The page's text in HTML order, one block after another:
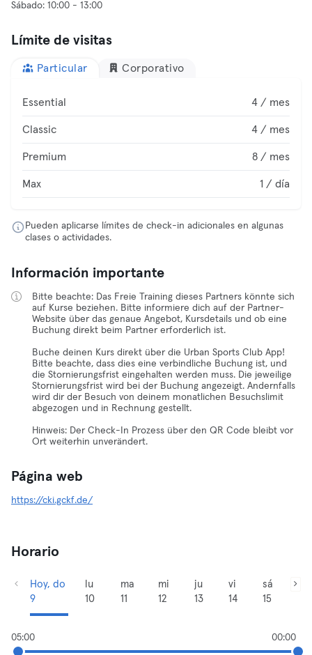
Límite de visitas
Particular Corporativo
Essential 4 / mes
Classic 4 / mes
Premium 8 / mes
Max 1 / día
Pueden aplicarse límites de check-in adicionales en algunas
clases o actividades.
Información importante
Bitte beachte: Das Freie Training dieses Partners könnte sich
auf Kurse beziehen. Bitte informiere dich auf der Partner-
Website über das genaue Angebot, Kursdetails und ob eine
Buchung direkt beim Partner erforderlich ist.
Buche deinen Kurs direkt über die Urban Sports Club App!
Bitte beachte, dass dies eine verbindliche Buchung ist, und
die Stornierungsfrist eingehalten werden muss. Die jeweilige
Stornierungsfrist wird bei der Buchung angezeigt. Andernfalls
wird dir der Besuch von deinem monatlichen Besuchslimit
abgezogen und in Rechnung gestellt.
Hinweis: Der Check-In Prozess über den QR Code bleibt vor
Ort weiterhin unverändert.
Página web
https://cki.gckf.de/
Horario
Hoy, do
9
lu
10
ma
11
mi
12
ju
13
vi
14
sá
15
05:00 00:00